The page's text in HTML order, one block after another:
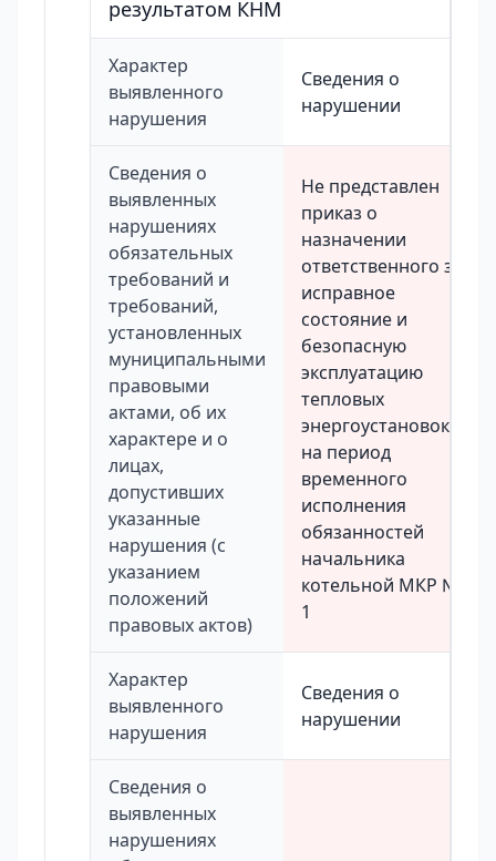
результатом КНМ
Характер
выявленного
нарушения
Сведения о
нарушении
Сведения о
выявленных
нарушениях
обязательных
требований и
требований,
установленных
муниципальными
правовыми
актами, об их
характере и о
лицах,
допустивших
указанные
нарушения (с
указанием
положений
правовых актов)
Не представлен
приказ о
назначении
ответственного за
исправное
состояние и
безопасную
эксплуатацию
тепловых
энергоустановок
на период
временного
исполнения
обязанностей
начальника
котельной МКР №
1
Характер
выявленного
нарушения
Сведения о
нарушении
Сведения о
выявленных
нарушениях